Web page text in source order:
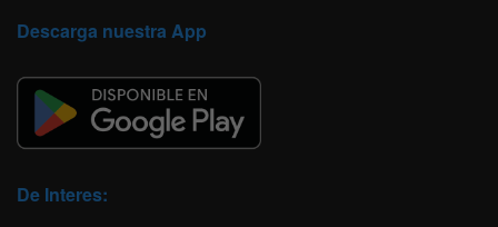
Descarga nuestra App
De Interes: